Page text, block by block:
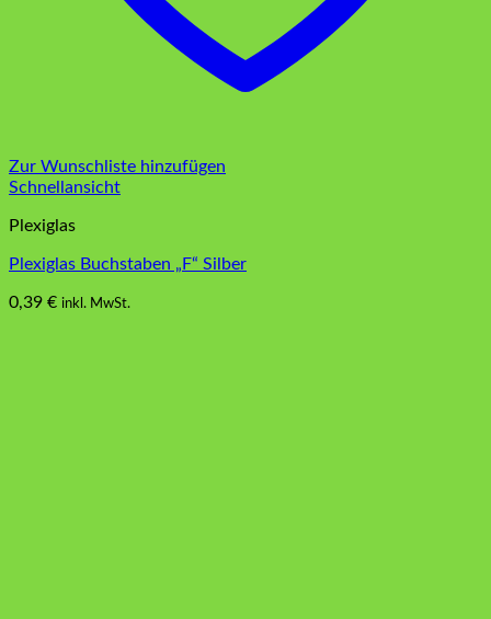
Zur Wunschliste hinzufügen
Schnellansicht
Plexiglas
Plexiglas Buchstaben „F“ Silber
0,39 € inkl. MwSt.